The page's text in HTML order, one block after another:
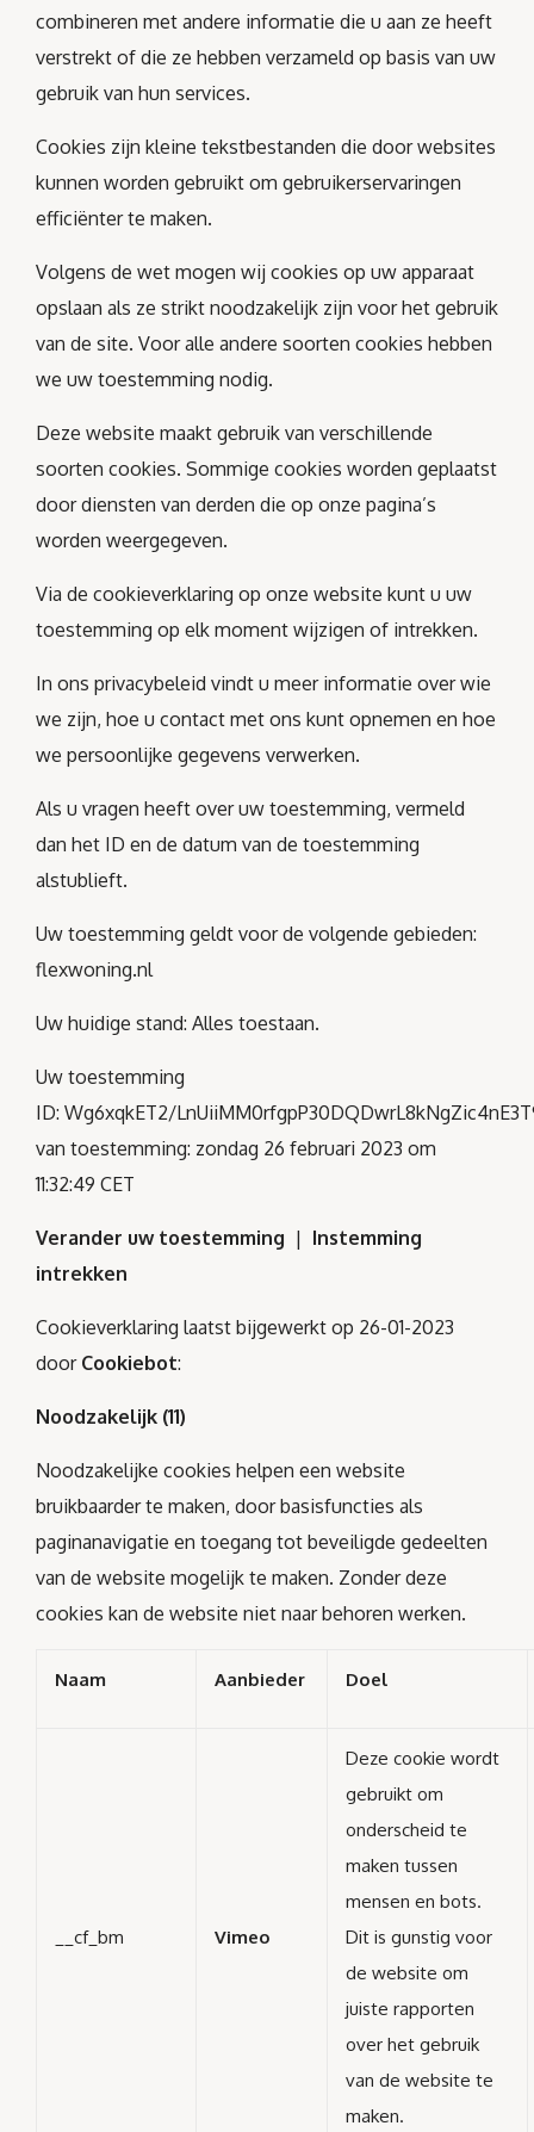
combineren met andere informatie die u aan ze heeft
verstrekt of die ze hebben verzameld op basis van uw
gebruik van hun services.
Cookies zijn kleine tekstbestanden die door websites
kunnen worden gebruikt om gebruikerservaringen
efficiënter te maken.
Volgens de wet mogen wij cookies op uw apparaat
opslaan als ze strikt noodzakelijk zijn voor het gebruik
van de site. Voor alle andere soorten cookies hebben
we uw toestemming nodig.
Deze website maakt gebruik van verschillende
soorten cookies. Sommige cookies worden geplaatst
door diensten van derden die op onze pagina’s
worden weergegeven.
Via de cookieverklaring op onze website kunt u uw
toestemming op elk moment wijzigen of intrekken.
In ons privacybeleid vindt u meer informatie over wie
we zijn, hoe u contact met ons kunt opnemen en hoe
we persoonlijke gegevens verwerken.
Als u vragen heeft over uw toestemming, vermeld
dan het ID en de datum van de toestemming
alstublieft.
Uw toestemming geldt voor de volgende gebieden:
flexwoning.nl
Uw huidige stand: Alles toestaan.
Uw toestemming
ID: Wg6xqkET2/
van toestemming: zondag 26 februari 2023 om
11:32:49 CET
Verander uw toestemming | Instemming
intrekken
Cookieverklaring laatst bijgewerkt op 26-01-2023
door Cookiebot:
Noodzakelijk (11)
Noodzakelijke cookies helpen een website
bruikbaarder te maken, door basisfuncties als
paginanavigatie en toegang tot beveiligde gedeelten
van de website mogelijk te maken. Zonder deze
cookies kan de website niet naar behoren werken.
Naam Aanbieder Doel
__cf_bm Vimeo
Deze cookie wordt
gebruikt om
onderscheid te
maken tussen
mensen en bots.
Dit is gunstig voor
de website om
juiste rapporten
over het gebruik
van de website te
maken.